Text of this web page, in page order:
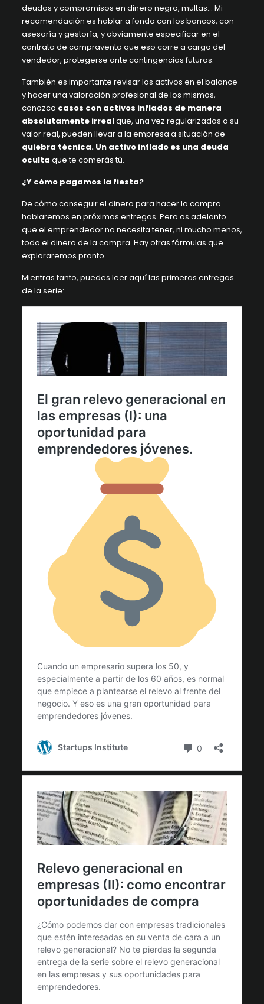
deudas y compromisos en dinero negro, multas… Mi
recomendación es hablar a fondo con los bancos, con
asesoría y gestoría, y obviamente especificar en el
contrato de compraventa que eso corre a cargo del
vendedor, protegerse ante contingencias futuras.
También es importante revisar los activos en el balance
y hacer una valoración profesional de los mismos,
conozco casos con activos inflados de manera
absolutamente irrealque, una vez regularizados a su
valor real, pueden llevar a la empresa a situación de
quiebra técnica. Un activo inflado es una deuda
oculta que te comerás tú.
¿Y cómo pagamos la fiesta?
De cómo conseguir el dinero para hacer la compra
hablaremos en próximas entregas. Pero os adelanto
que el emprendedor no necesita tener, ni mucho menos,
todo el dinero de la compra. Hay otras fórmulas que
exploraremos pronto.
Mientras tanto, puedes leer aquí las primeras entregas
de la serie: